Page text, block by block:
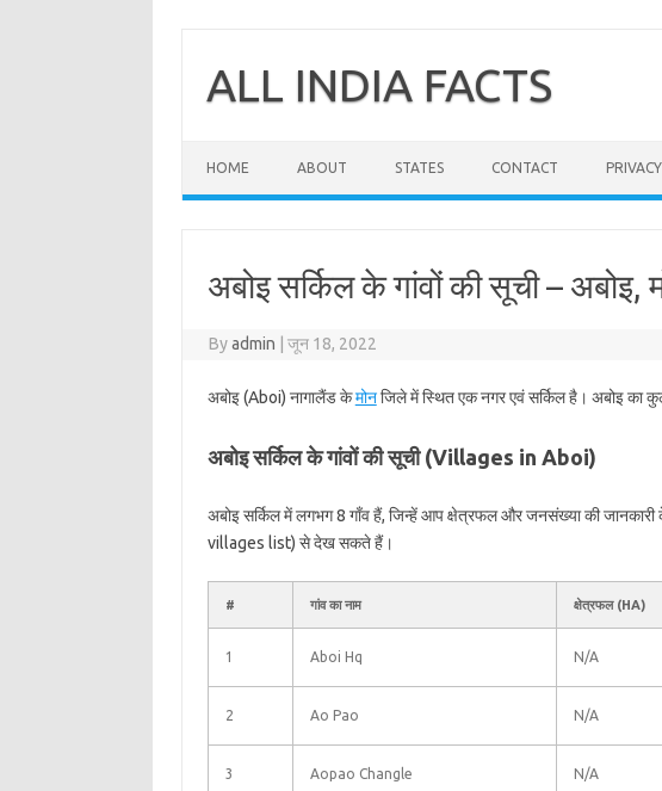
contentALL INDIA FACTS
HOME ABOUT STATES CONTACT
अबोइ सर्किल के गांवों की सूची – अबोइ,
Byadmin जून 18, 2022
अबोइ (Aboi) नागालैंड केमोनजिले में स्थित एक नगर एवं सर्किल है। अबोइ का
अबोइ सर्किल के गांवों की सूची (Villages in Aboi)
अबोइ सर्किल में लगभग 8 गाँव हैं, जिन्हें आप क्षेत्रफल और जनसंख्या की जानकारी
villages list) से देख सकते हैं।
# गांव का नाम क्षेत्रफल (HA)
1 Aboi Hq N/A
2 Ao Pao N/A
3 Aopao Changle N/A